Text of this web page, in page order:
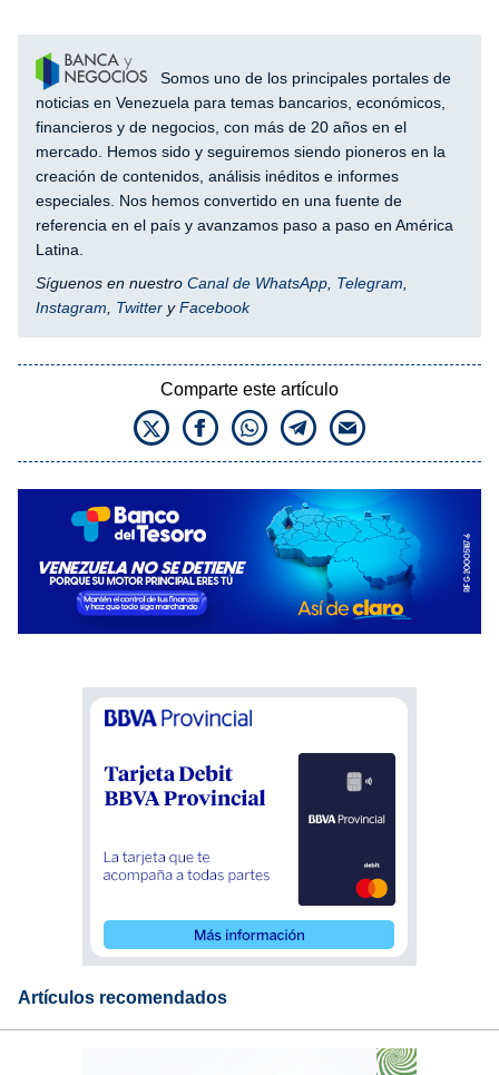
Somos uno de los principales portales de
noticias en Venezuela para temas bancarios, económicos,
financieros y de negocios, con más de 20 años en el
mercado. Hemos sido y seguiremos siendo pioneros en la
creación de contenidos, análisis inéditos e informes
especiales. Nos hemos convertido en una fuente de
referencia en el país y avanzamos paso a paso en América
Latina.
Síguenos en nuestro Canal de WhatsApp Telegram
Instagram
Twitter yFacebook
Comparte este artículo
Artículos recomendados